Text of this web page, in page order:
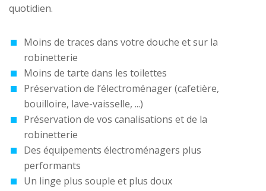
quotidien.
Moins de traces dans votre douche et sur la
robinetterie
Moins de tarte dans les toilettes
Préservation de l’électroménager (cafetière,
bouilloire, lave-vaisselle, ...)
Préservation de vos canalisations et de la
robinetterie
Des équipements électroménagers plus
performants
Un linge plus souple et plus doux